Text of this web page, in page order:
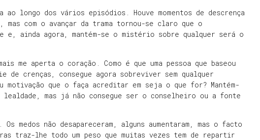
ao longo dos vários episódios. Houve momentos de descrença
com o avançar da trama tornou-se claro que o
e, ainda agora, mantém-se o mistério sobre qualquer será o
me aperta o coração. Como é que uma pessoa que baseou
de crenças, consegue agora sobreviver sem qualquer
motivação que o faça acreditar em seja o que for? Mantém-
lealdade, mas já não consegue ser o conselheiro ou a fonte
medos não desapareceram, alguns aumentaram, mas o facto
traz-lhe todo um peso que muitas vezes tem de repartir